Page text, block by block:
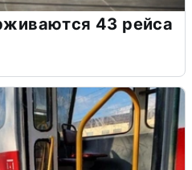
43 рейса